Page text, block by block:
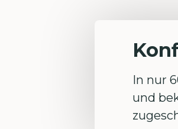
In nur
und